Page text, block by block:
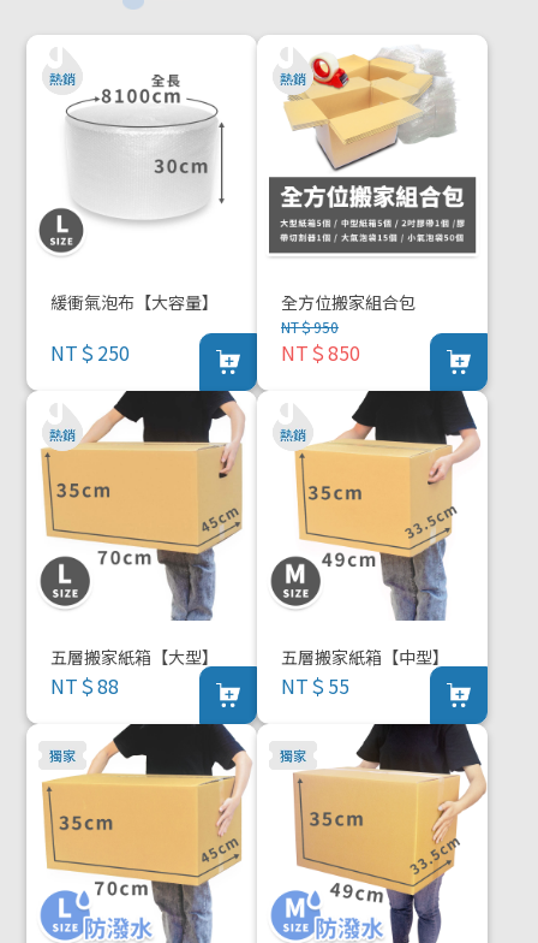
緩衝氣泡布【大容量】
NT＄250
全方位搬家組合包
NT＄950
NT＄850
五層搬家紙箱【大型】
NT＄88
五層搬家紙箱【中型】
NT＄55